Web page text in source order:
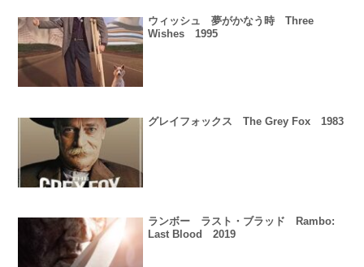
ウィッシュ 夢がかなう時 Three
Wishes 1995
グレイフォックス The Grey Fox 1983
ランボー ラスト・ブラッド Rambo:
Last Blood 2019